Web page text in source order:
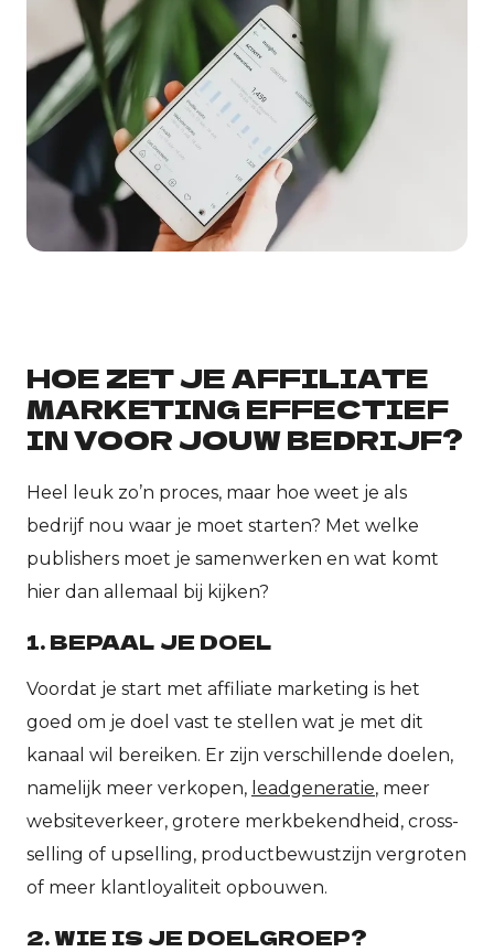
HOE ZET JE AFFILIATE
MARKETING EFFECTIEF
IN VOOR JOUW BEDRIJF?
Heel leuk zo’n proces, maar hoe weet je als
bedrijf nou waar je moet starten? Met welke
publishers moet je samenwerken en wat komt
hier dan allemaal bij kijken?
1. BEPAAL JE DOEL
Voordat je start met affiliate marketing is het
goed om je doel vast te stellen wat je met dit
kanaal wil bereiken. Er zijn verschillende doelen,
namelijk meer verkopen, leadgeneratie, meer
websiteverkeer, grotere merkbekendheid, cross-
selling of upselling, productbewustzijn vergroten
of meer klantloyaliteit opbouwen.
2. WIE IS JE DOELGROEP?